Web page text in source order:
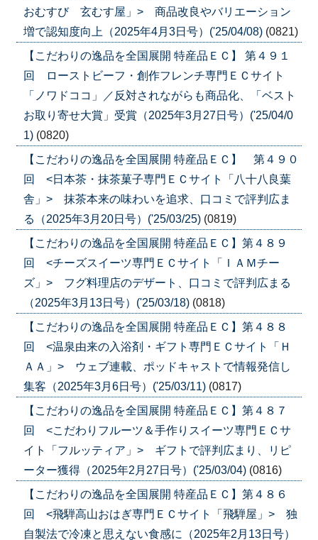
おむすび 玄むす屋」> 商品改良やバリエーション
増で認知度向上（2025年4月3日号）('25/04/08) (0821)
【こだわりの逸品を全国展開 特産品ＥＣ】 第４９１
回 ローストビーフ・創作フレンチ専門ＥＣサイト
「ノワドココ」／反対されながらも商品化、「ベスト
お取り寄せ大賞」受賞（2025年3月27日号）('25/04/0
1) (0820)
【こだわりの逸品を全国展開 特産品ＥＣ】 第４９０
回 <日本茶・抹茶菓子専門ＥＣサイト「八十八良葉
舎」> 抹茶本来の味わいを追求、口コミで評判広ま
る（2025年3月20日号）('25/03/25) (0819)
【こだわりの逸品を全国展開 特産品ＥＣ】第４８９
回 <チーズスイーツ専門ＥＣサイト「ＩＡＭチー
ズ」> フグ料理店のデザート、口コミで評判広まる
（2025年3月13日号）('25/03/18) (0818)
【こだわりの逸品を全国展開 特産品ＥＣ】第４８８
回 <温泉由来の入浴剤・ギフト専門ＥＣサイト「Ｈ
ＡＡ」> ウェブ連載、ポッドキャストで情報発信し
集客（2025年3月6日号）('25/03/11) (0817)
【こだわりの逸品を全国展開 特産品ＥＣ】第４８７
回 <こだわりフルーツ＆手作りスイーツ専門ＥＣサ
イト「フルッティア」> ギフトで評判広まり、リピ
ーター獲得（2025年2月27日号）('25/03/04) (0816)
【こだわりの逸品を全国展開 特産品ＥＣ】第４８６
回 <飛騨高山おはぎ専門ＥＣサイト「飛騨屋」> 独
自製法で冷凍と思えない食感に（2025年2月13日号）